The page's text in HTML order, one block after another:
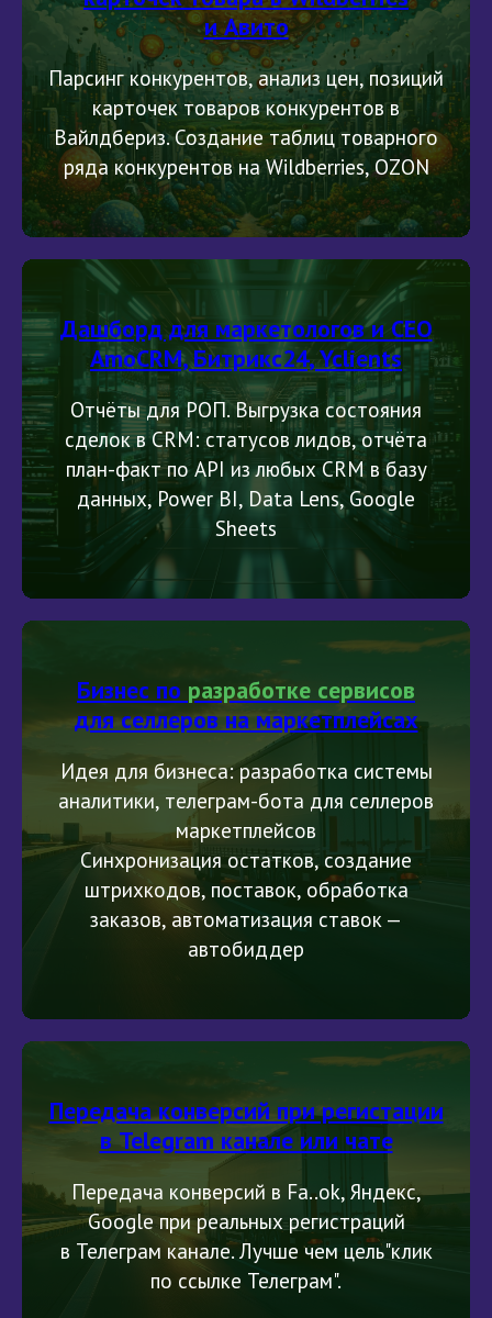
и Авито
Парсинг конкурентов, анализ цен, позиций
карточек товаров конкурентов в
Вайлдбериз. Создание таблиц товарного
ряда конкурентов на Wildberries, OZON
Дашборд для маркетологов и CEO
AmoCRM, Битрикс24, Yclients
Отчёты для РОП. Выгрузка состояния
сделок в CRM: статусов лидов, отчёта
план-факт по API из любых CRM в базу
данных, Power BI, Data Lens, Google
Sheets
Бизнес по разработке сервисов
для селлеров на маркетплейсах
Идея для бизнеса: разработка системы
аналитики, телеграм-бота для селлеров
маркетплейсов
Синхронизация остатков, создание
штрихкодов, поставок, обработка
заказов, автоматизация ставок —
автобиддер
Передача конверсий при регистации
в Telegram канале или чате
Передача конверсий в Fa..ok, Яндекс,
Google при реальных регистраций
в Телеграм канале. Лучше чем цель"клик
по ссылке Телеграм".